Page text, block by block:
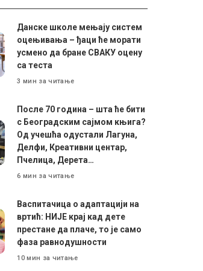
Данске школе мењају систем
оцењивања – ђаци ће морати
усмено да бране СВАКУ оцену
са теста
3 мин за читање
После 70 година – шта ће бити
с Београдским сајмом књига?
Од учешћа одустали Лагуна,
Делфи, Креативни центар,
Пчелица, Дерета…
6 мин за читање
Васпитачица о адаптацији на
вртић: НИЈЕ крај кад дете
престане да плаче, то је само
фаза равнодушности
10 мин за читање